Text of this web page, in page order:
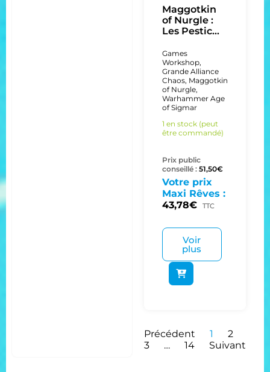
Maggotkin
of Nurgle :
Les Pestic...
Games
Workshop,
Grande Alliance
Chaos, Maggotkin
of Nurgle,
Warhammer Age
of Sigmar
1 en stock (peut
être commandé)
Prix public
conseillé : 51,50€
Votre prix
Maxi Rêves :
43,78€ TTC
Voir
plus
Précédent 1
2
3
… 14 Suivant